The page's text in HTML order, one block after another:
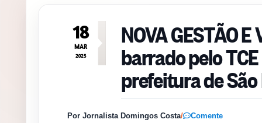
18
MAR
2025
NOVA GESTÃO
barrado pelo
prefeitura de
Por Jornalista Domingos Costa/ Comente